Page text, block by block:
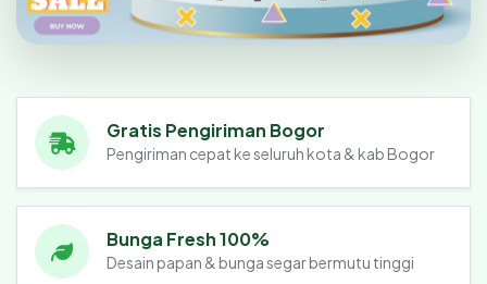
Gratis Pengiriman Bogor
Pengiriman cepat ke seluruh kota & kab Bogor
Bunga Fresh 100%
Desain papan & bunga segar bermutu tinggi